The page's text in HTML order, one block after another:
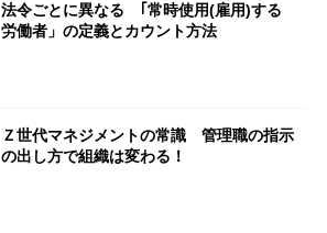
法令ごとに異なる ｢常時使用(雇用)する
労働者」の定義とカウント方法
Ｚ世代マネジメントの常識 管理職の指示
の出し方で組織は変わる！